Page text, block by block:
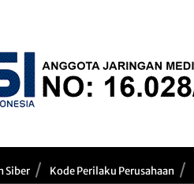
Siber Kode Perilaku Perusahaan